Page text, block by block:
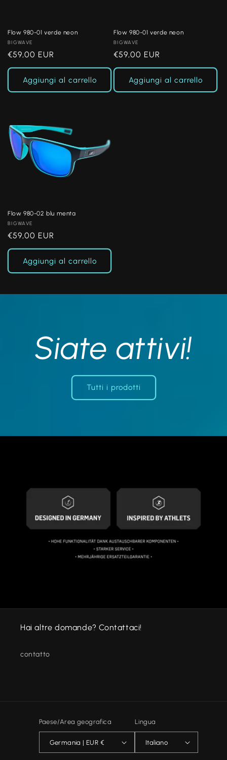
Flow 980-01 verde neon
Produttore:
BIGWAVE
Prezzo
di
listino
€59,00 EUR
Aggiungi al carrello
Flow 980-01 verde neon
Produttore:
BIGWAVE
Prezzo
di
listino
€59,00 EUR
Aggiungi al carrello
Flow 980-02 blu menta
Produttore:
BIGWAVE
Prezzo
di
listino
€59,00 EUR
Aggiungi al carrello
Siate attivi!
Tutti i prodotti
Hai altre domande? Contattaci!
contatto
Paese/Area geografica
Germania | EUR €
Lingua
Italiano